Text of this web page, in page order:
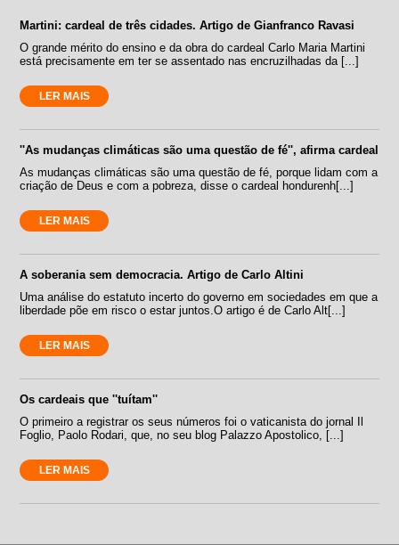
Martini: cardeal de três cidades. Artigo de Gianfranco Ravasi
O grande mérito do ensino e da obra do cardeal Carlo Maria Martini
está precisamente em ter se assentado nas encruzilhadas da [...]
LER MAIS
''As mudanças climáticas são uma questão de fé'', afirma cardeal
As mudanças climáticas são uma questão de fé, porque lidam com a
criação de Deus e com a pobreza, disse o cardeal hondurenh[...]
LER MAIS
A soberania sem democracia. Artigo de Carlo Altini
Uma análise do estatuto incerto do governo em sociedades em que a
liberdade põe em risco o estar juntos.O artigo é de Carlo Alt[...]
LER MAIS
Os cardeais que ''tuítam''
O primeiro a registrar os seus números foi o vaticanista do jornal Il
Foglio, Paolo Rodari, que, no seu blog Palazzo Apostolico, [...]
LER MAIS